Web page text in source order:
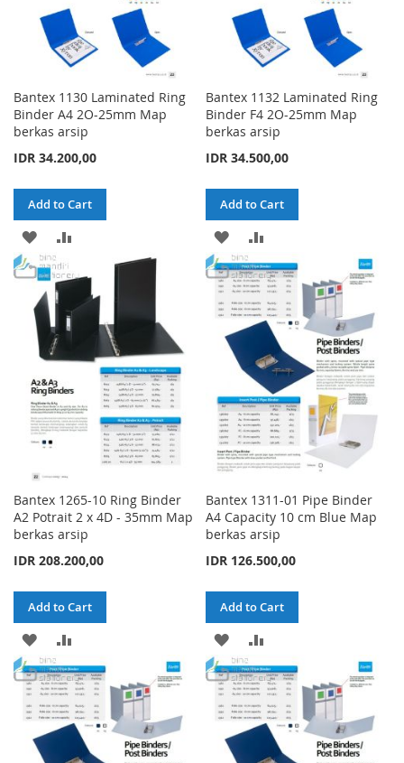
Bantex 1130 Laminated Ring
Binder A4 2O-25mm Map
berkas arsip
IDR 34.200,00
Add to Cart
ADD
TO
WISH
LIST
COMPARE
Bantex 1132 Laminated Ring
Binder F4 2O-25mm Map
berkas arsip
IDR 34.500,00
Add to Cart
ADD
TO
WISH
LIST
TO
COMPARE
Bantex 1265-10 Ring Binder
A2 Potrait 2 x 4D - 35mm Map
berkas arsip
IDR 208.200,00
Add to Cart
ADD
TO
WISH
LIST
TO
COMPARE
Bantex 1311-01 Pipe Binder
A4 Capacity 10 cm Blue Map
berkas arsip
IDR 126.500,00
Add to Cart
ADD
TO
WISH
LIST
TO
COMPARE